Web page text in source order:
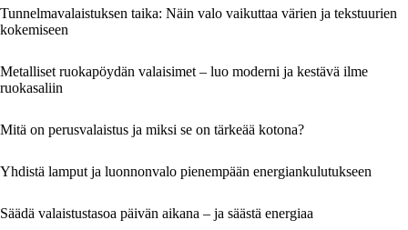
Tunnelmavalaistuksen taika: Näin valo vaikuttaa värien ja tekstuurien
kokemiseen
Metalliset ruokapöydän valaisimet – luo moderni ja kestävä ilme
ruokasaliin
Mitä on perusvalaistus ja miksi se on tärkeää kotona?
Yhdistä lamput ja luonnonvalo pienempään energiankulutukseen
Säädä valaistustasoa päivän aikana – ja säästä energiaa